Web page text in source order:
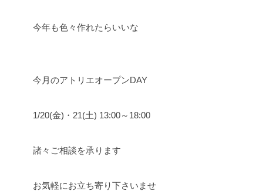
今年も色々作れたらいいな
今月のアトリエオープンDAY
1/20(金)・21(土) 13:00～18:00
諸々ご相談を承ります
お気軽にお立ち寄り下さいませ